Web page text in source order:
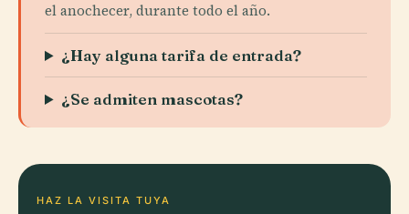
el anochecer, durante todo el año.
¿Hay alguna tarifa de entrada?
¿Se admiten mascotas?
HAZ LA VISITA TUYA